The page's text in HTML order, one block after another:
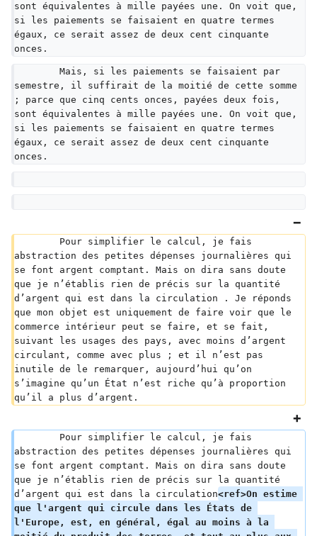
sont équivalentes à mille payées une. On voit que,
si les paiements se faisaient en quatre termes
égaux, ce serait assez de deux cent cinquante
onces.
semestre, il suffirait de la moitié de cette somme
; parce que cinq cents onces, payées deux fois,
sont équivalentes à mille payées une. On voit que,
si les paiements se faisaient en quatre termes
égaux, ce serait assez de deux cent cinquante
onces.
abstraction des petites dépenses journalières qui
se font argent comptant. Mais on dira sans doute
que je n’établis rien de précis sur la quantité
d’argent qui est dans la circulation . Je réponds
que mon objet est uniquement de faire voir que le
commerce intérieur peut se faire, et se fait,
suivant les usages des pays, avec moins d’argent
circulant, comme avec plus ; et il n’est pas
inutile de le remarquer, aujourd’hui qu’on
s’imagine qu’un État n’est riche qu’à proportion
qu’il a plus d’argent.
abstraction des petites dépenses journalières qui
se font argent comptant. Mais on dira sans doute
que je n’établis rien de précis sur la quantité
d’argent qui est dans la circulation<ref>On estime
que l'argent qui circule dans les États de
l'Europe, est, en général, égal au moins à la